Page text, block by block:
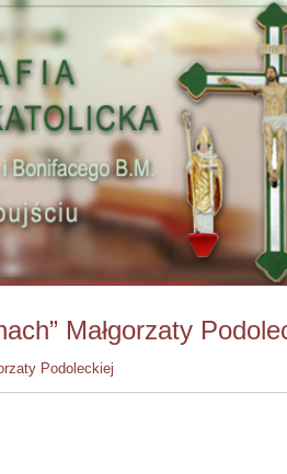
Małgorzaty
Podoleckiej